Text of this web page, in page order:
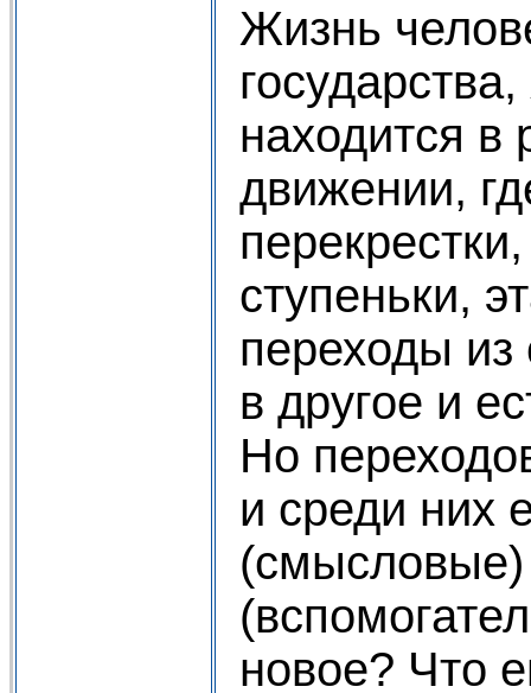
Жизнь
находится в
движении,
ступеньки,
переходы из
в другое и
Но
и среди них
новое? Что